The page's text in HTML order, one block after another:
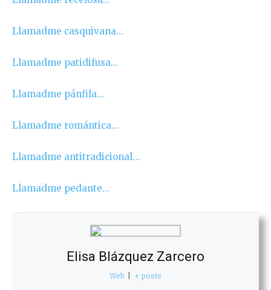
Llamadme casquivana…
Llamadme patidifusa…
Llamadme pánfila…
Llamadme romántica…
Llamadme antitradicional…
Llamadme pedante…
Elisa Blázquez Zarcero
Web + posts